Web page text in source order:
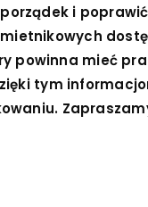
i
powinna mieć
tym